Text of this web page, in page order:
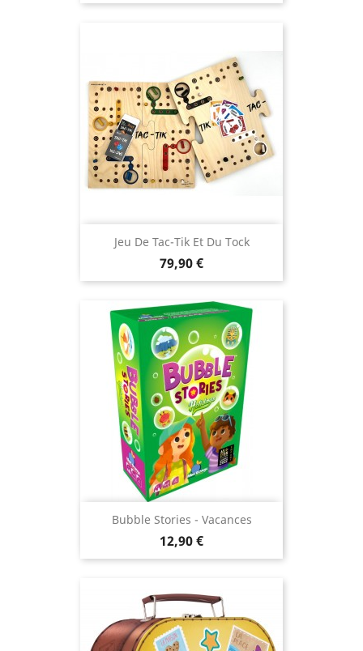
Jeu De Tac-Tik Et Du Tock
Prix
79,90 €
Bubble Stories - Vacances
Prix
12,90 €